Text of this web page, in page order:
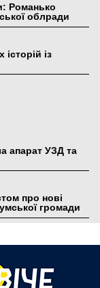
Романько
облради
із
апарат УЗД та
про нові
громади
«Ранку»